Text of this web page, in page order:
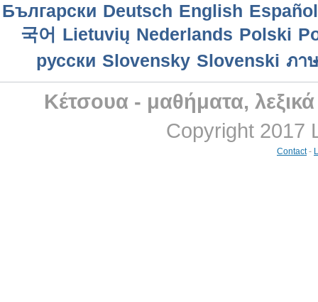
Български Deutsch English Еspañol
국어 Lietuvių Nederlands Polski
русски Slovensky Slovenski ภา
Κέτσουα - μαθήματα,
Copyright 2017
Contact-